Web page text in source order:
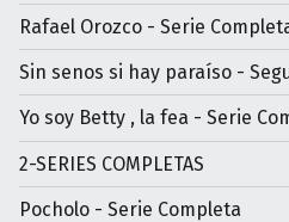
Rafael Orozco - Serie
Sin senos si hay paraíso -
Yo soy Betty , la fea - Serie
2-SERIES COMPLETAS
Pocholo - Serie Completa